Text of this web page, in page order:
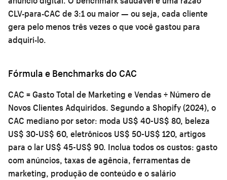
CLV-para-CAC de 3:1 ou maior — ou seja, cada cliente
gera pelo menos três vezes o que você gastou para
adquiri-lo.
Fórmula e Benchmarks do CAC
CAC = Gasto Total de Marketing e Vendas ÷ Número de
Novos Clientes Adquiridos. Segundo a Shopify (2024), o
CAC mediano por setor: moda US$ 40-US$ 80, beleza
US$ 30-US$ 60, eletrônicos US$ 50-US$ 120, artigos
para o lar US$ 45-US$ 90. Inclua todos os custos: gasto
com anúncios, taxas de agência, ferramentas de
marketing, produção de conteúdo e o salário